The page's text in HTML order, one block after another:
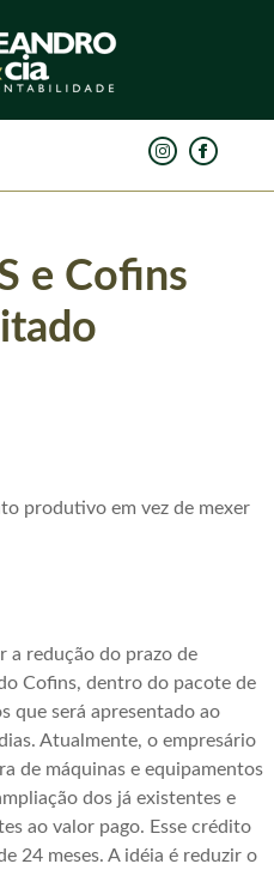
e Cofins
produtivo em vez de mexer
a redução do prazo de
Cofins, dentro do pacote de
que será apresentado ao
Atualmente, o empresário
de máquinas e equipamentos
dos já existentes e
ao valor pago. Esse crédito
24 meses. A idéia é reduzir o